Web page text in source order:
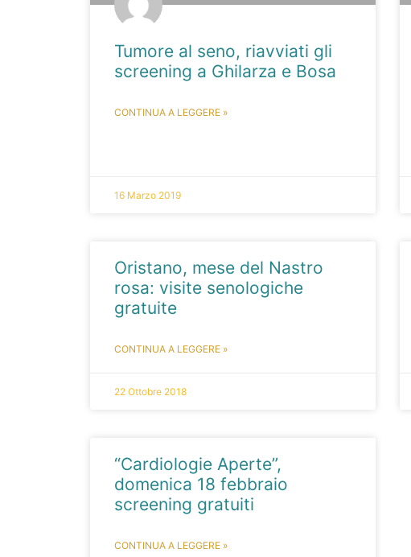
Tumore al seno, riavviati gli
screening a Ghilarza e Bosa
CONTINUA A LEGGERE »
16 Marzo 2019
Oristano, mese del Nastro
rosa: visite senologiche
gratuite
CONTINUA A LEGGERE »
22 Ottobre 2018
“Cardiologie Aperte”,
domenica 18 febbraio
screening gratuiti
CONTINUA A LEGGERE »